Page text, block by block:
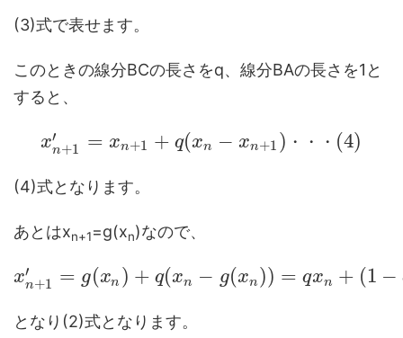
(3)式で表せます。
このときの線分BCの長さをq、線分BAの長さを1と
すると、
x′
n+1 = xn+1 + q(xn − xn+1 ) ・ ・ ・ (4)
(4)式となります。
あとはxn+1=g(xn)なので、
x′
n+1 = g(xn ) + q(xn − g(xn )) = qxn + (1 −
となり(2)式となります。